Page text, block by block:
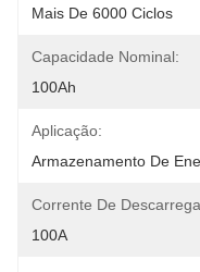
Mais De 6000 Ciclos
Capacidade Nominal:
100Ah
Aplicação:
Armazenamento De
Corrente De
100A